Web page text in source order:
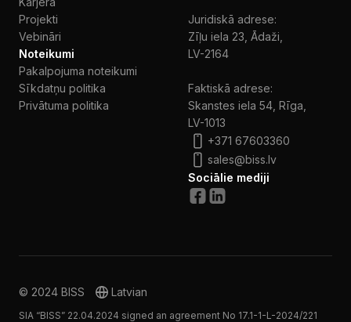
Projekti
Vebināri
Noteikumi
Pakalpojuma noteikumi
Sīkdatņu politika
Privātuma politika
Juridiskā adrese:
Zīļu iela 23, Ādaži,
LV-2164
Faktiskā adrese:
Skanstes iela 54, Rīga,
LV-1013
+371 67603360
sales@biss.lv
Sociālie mediji
© 2024 BISS Latvian
SIA “BISS” 22.04.2024 signed an agreement No 17.1-1-L-2024/221